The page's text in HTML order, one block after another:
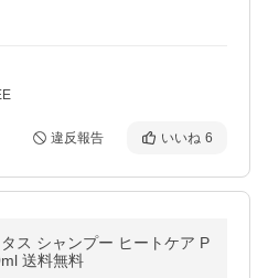
違反報告 いいね 6
ス シャンプー ヒートケア P
送料無料